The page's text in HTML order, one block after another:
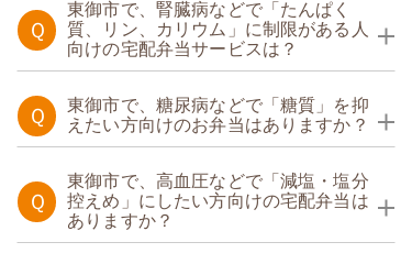
Ｑ
東御市で、腎臓病などで「たんぱく
質、リン、カリウム」に制限がある人
向けの宅配弁当サービスは？
Ｑ
東御市で、糖尿病などで「糖質」を抑
えたい方向けのお弁当はありますか？
Ｑ
東御市で、高血圧などで「減塩・塩分
控えめ」にしたい方向けの宅配弁当は
ありますか？